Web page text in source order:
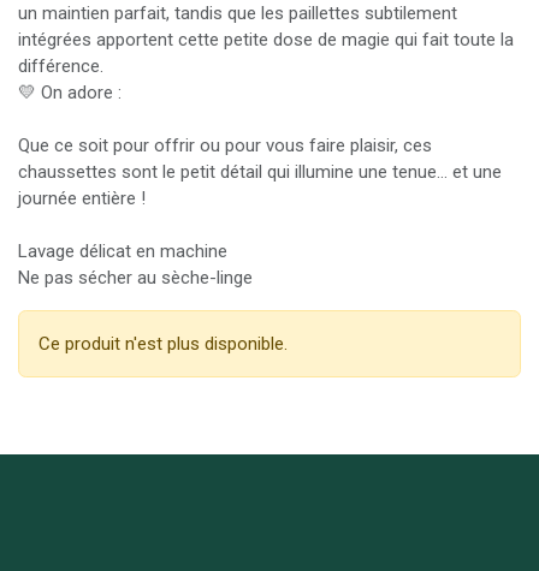
un maintien parfait, tandis que les paillettes subtilement
intégrées apportent cette petite dose de magie qui fait toute la
différence.
💛 On adore :
Que ce soit pour offrir ou pour vous faire plaisir, ces
chaussettes sont le petit détail qui illumine une tenue… et une
journée entière !
Lavage délicat en machine
Ne pas sécher au sèche-linge
Ce produit n'est plus disponible.